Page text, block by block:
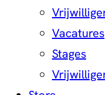
Vacatures
Stages